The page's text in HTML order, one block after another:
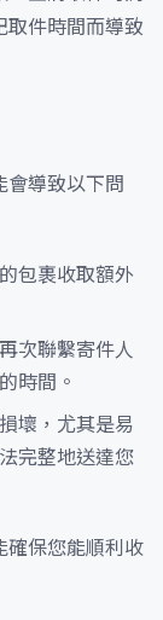
取件時間而導致
會導致以下問
包裹收取額外
次聯繫寄件人
時間。
壞，尤其是易
完整地送達您
確保您能順利收